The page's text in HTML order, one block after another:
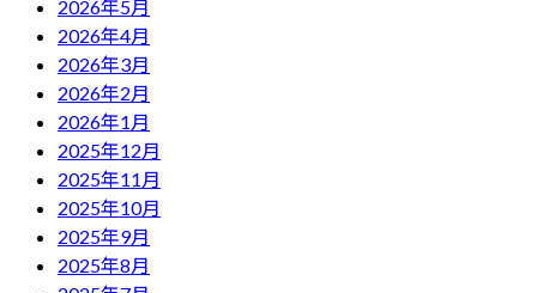
2026年5月
2026年4月
2026年3月
2026年2月
2026年1月
2025年12月
2025年11月
2025年10月
2025年9月
2025年8月